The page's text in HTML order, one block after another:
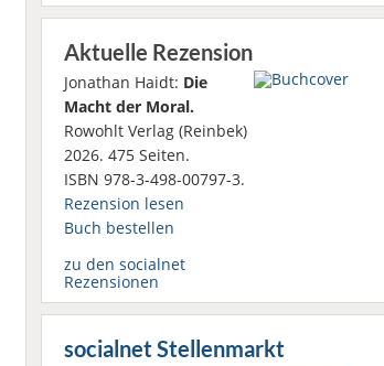
Aktuelle Rezension
Jonathan Haidt: Die
Macht der Moral.
Rowohlt Verlag (Reinbek)
2026. 475 Seiten.
ISBN 978-3-498-00797-3.
Rezension lesen
Buch bestellen
zu den socialnet
Rezensionen
socialnet Stellenmarkt